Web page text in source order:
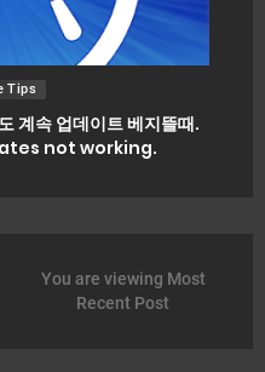
Tips
계속 업데이트 베지뜰때.
not working.
You are viewing Most
Recent Post